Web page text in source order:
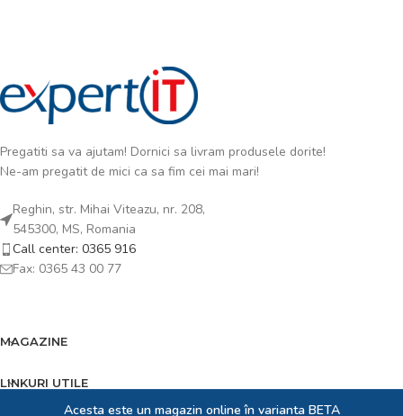
Acesta este un magazin online în varianta BETA
Pregatiti sa va ajutam! Dornici sa livram produsele dorite!
Ne-am pregatit de mici ca sa fim cei mai mari!
Reghin, str. Mihai Viteazu, nr. 208,
545300, MS, Romania
Call center: 0365 916
Fax: 0365 43 00 77
MAGAZINE
LINKURI UTILE